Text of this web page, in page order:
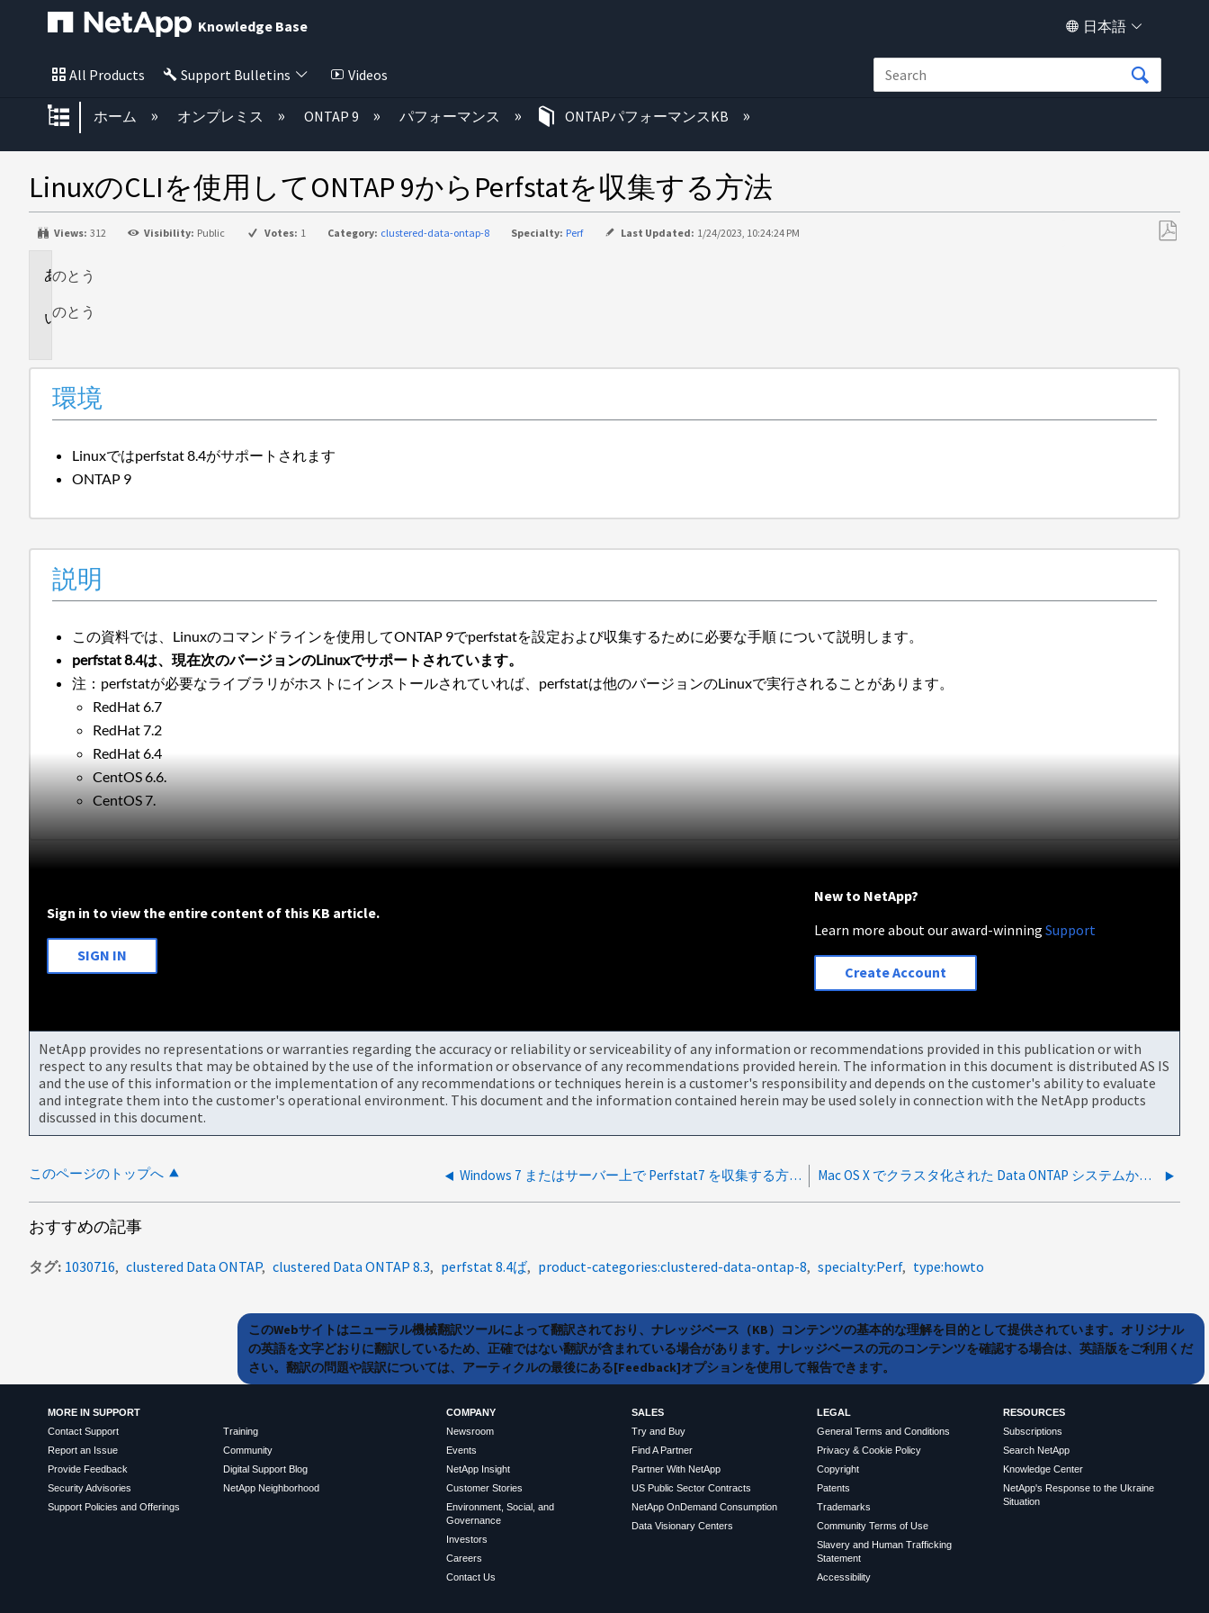
Knowledge Base 日本語
All Products Support Bulletins Videos
グローバル階層を展開/折りたたむ
ホーム オンプレミス ONTAP 9 パフォーマンス ONTAPパフォーマンスKB
LinuxのCLIを使用してONTAP 9からPerfstatを収集する方法
Views: 312 Visibility: Public Votes: 1 Category: clustered-data-ontap-8 Specialty: Perf Last Updated: 1/24/2023, 10:24:24 PM
環
説
のとう
のとう
環境
Linuxではperfstat 8.4がサポートされます
ONTAP 9
説明
この資料では、Linuxのコマンドラインを使用してONTAP 9でperfstatを設定および収集するために必要な手順 について説明します。
perfstat 8.4は、現在次のバージョンのLinuxでサポートされています。
注：perfstatが必要なライブラリがホストにインストールされていれば、perfstatは他のバージョンのLinuxで実行されることがあります。
RedHat 6.7
RedHat 7.2
RedHat 6.4
CentOS 6.6.
CentOS 7.
Sign in to view the entire content of this KB article.
SIGN IN
New to NetApp?
Learn more about our award-winningSupport
Create Account
NetApp provides no representations or warranties regarding the accuracy or reliability or serviceability of any information or recommendations provided in this publication or with
respect to any results that may be obtained by the use of the information or observance of any recommendations provided herein. The information in this document is distributed AS IS
and the use of this information or the implementation of any recommendations or techniques herein is a customer's responsibility and depends on the customer's ability to evaluate
and integrate them into the customer's operational environment. This document and the information contained herein may be used solely in connection with the NetApp products
discussed in this document.
このページのトップへ Windows 7 またはサーバー上で Perfstat7 を収集する方法 GUI を使用して 2008 以降 Mac OS X でクラスタ化された Data ONTAP システムから Perfstat を収集する方法
おすすめの記事
タグ 1030716 clustered Data ONTAP clustered Data ONTAP 8.3 perfstat 8.4ば product-categories:clustered-data-ontap-8 specialty:Perf type:howto
このWebサイトはニューラル機械翻訳ツールによって翻訳されており、ナレッジベース（KB）コンテンツの基本的な理解を目的として提供されています。オリジナル
の英語を文字どおりに翻訳しているため、正確ではない翻訳が含まれている場合があります。ナレッジベースの元のコンテンツを確認する場合は、英語版をご利用くだ
さい。翻訳の問題や誤訳については、アーティクルの最後にある[Feedback]オプションを使用して報告できます。
MORE IN SUPPORT
Contact Support
Report an Issue
Provide Feedback
Security Advisories
Support Policies and Offerings
Training
Community
Digital Support Blog
NetApp Neighborhood
COMPANY
Newsroom
Events
NetApp Insight
Customer Stories
Environment, Social, and
Governance
Investors
Careers
Contact Us
SALES
Try and Buy
Find A Partner
Partner With NetApp
US Public Sector Contracts
NetApp OnDemand Consumption
Data Visionary Centers
LEGAL
General Terms and Conditions
Privacy & Cookie Policy
Copyright
Patents
Trademarks
Community Terms of Use
Slavery and Human Trafficking
Statement
Accessibility
RESOURCES
Subscriptions
Search NetApp
Knowledge Center
NetApp's Response to the Ukraine
Situation